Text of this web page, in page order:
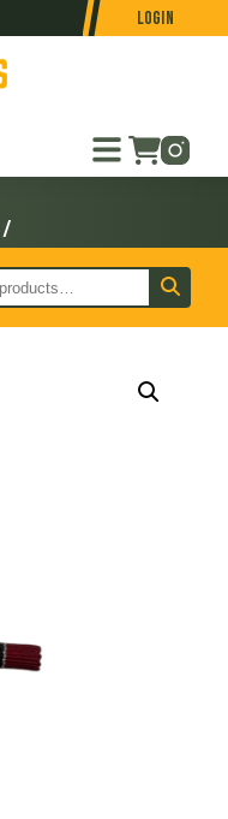
Login
/